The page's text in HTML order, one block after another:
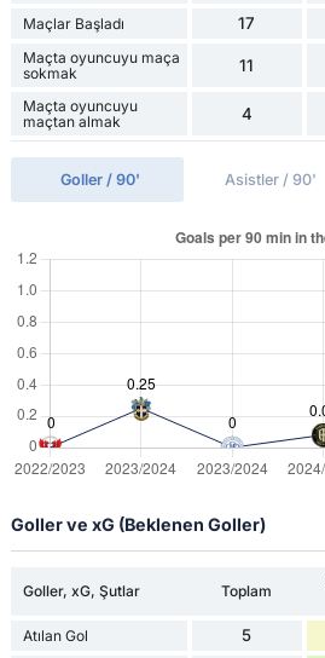
Maçlar Başladı 17
Maçta oyuncuyu maça
sokmak
11
Maçta oyuncuyu
maçtan almak
4
Goller / 90' Asistler / 90'
Goller ve xG (Beklenen Goller)
Goller, xG, Şutlar Toplam
Atılan Gol 5